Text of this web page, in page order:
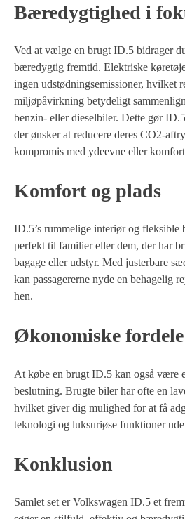
Bæredygtighed i
Ved at vælge en brugt ID.5 bidrager
bæredygtig fremtid. Elektriske
ingen udstødningsemissioner, hvilket
miljøpåvirkning betydeligt
benzin- eller dieselbiler. Dette gør
der ønsker at reducere deres CO2-
kompromis med ydeevne eller
Komfort og plads
ID.5’s rummelige interiør og fleksible
perfekt til familier eller dem, der har
bagage eller udstyr. Med justerbare
kan passagererne nyde en behagelig
hen.
Økonomiske fordele
At købe en brugt ID.5 kan også være
beslutning. Brugte biler har ofte en
hvilket giver dig mulighed for at få
teknologi og luksuriøse funktioner
Konklusion
Samlet set er Volkswagen ID.5 et